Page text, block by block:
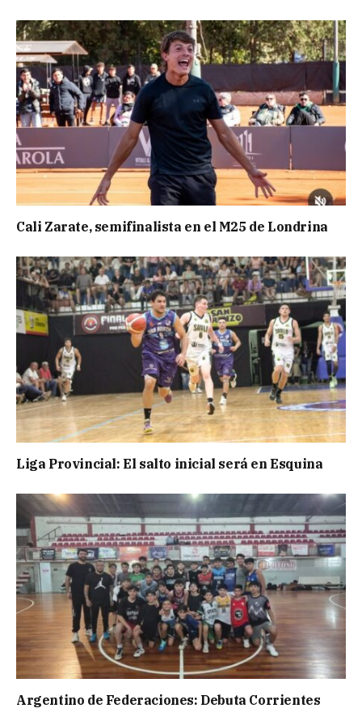
Cali Zarate, semifinalista en el M25 de Londrina
Liga Provincial: El salto inicial será en Esquina
Argentino de Federaciones: Debuta Corrientes